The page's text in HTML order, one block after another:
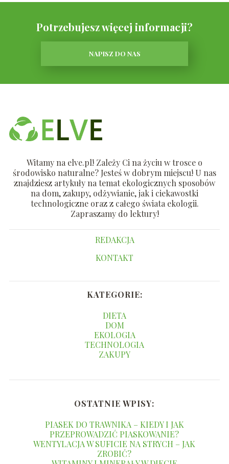
Potrzebujesz więcej informacji?
NAPISZ DO NAS
Witamy na elve.pl! Zależy Ci na życiu w trosce o
środowisko naturalne? Jesteś w dobrym miejscu! U nas
znajdziesz artykuły na temat ekologicznych sposobów
na dom, zakupy, odżywianie, jak i ciekawostki
technologiczne oraz z całego świata ekologii.
Zapraszamy do lektury!
REDAKCJA
KONTAKT
KATEGORIE:
DIETA
DOM
EKOLOGIA
TECHNOLOGIA
ZAKUPY
OSTATNIE WPISY:
PIASEK DO TRAWNIKA – KIEDY I JAK
PRZEPROWADZIĆ PIASKOWANIE?
WENTYLACJA W SUFICIE NA STRYCH – JAK
ZROBIĆ?